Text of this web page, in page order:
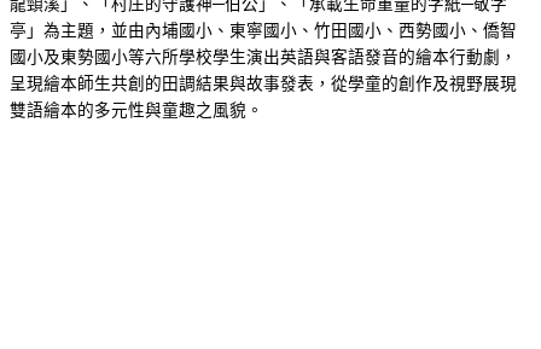
亭」為主題，並由內埔國小、東寧國小、竹田國小、西勢國小、僑智
國小及東勢國小等六所學校學生演出英語與客語發音的繪本行動劇，
呈現繪本師生共創的田調結果與故事發表，從學童的創作及視野展現
雙語繪本的多元性與童趣之風貌。